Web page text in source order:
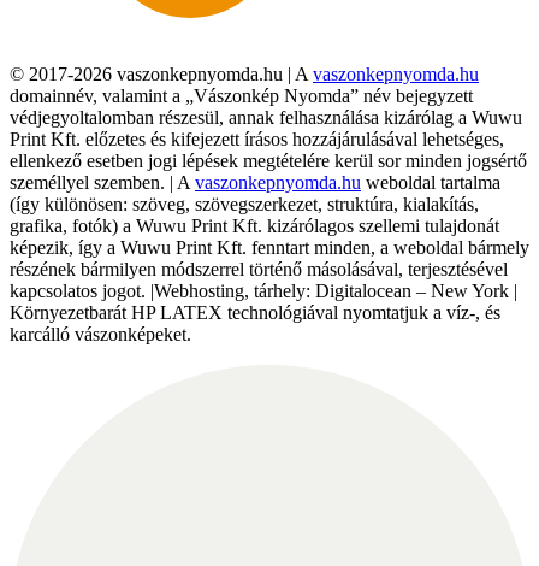
© 2017-2026 vaszonkepnyomda.hu | A vaszonkepnyomda.hu
domainnév, valamint a „Vászonkép Nyomda” név bejegyzett
védjegyoltalomban részesül, annak felhasználása kizárólag a Wuwu
Print Kft. előzetes és kifejezett írásos hozzájárulásával lehetséges,
ellenkező esetben jogi lépések megtételére kerül sor minden jogsértő
személlyel szemben. | A vaszonkepnyomda.hu weboldal tartalma
(így különösen: szöveg, szövegszerkezet, struktúra, kialakítás,
grafika, fotók) a Wuwu Print Kft. kizárólagos szellemi tulajdonát
képezik, így a Wuwu Print Kft. fenntart minden, a weboldal bármely
részének bármilyen módszerrel történő másolásával, terjesztésével
kapcsolatos jogot. |Webhosting, tárhely: Digitalocean – New York |
Környezetbarát HP LATEX technológiával nyomtatjuk a víz-, és
karcálló vászonképeket.